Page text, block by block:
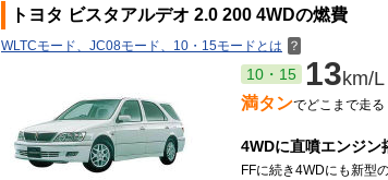
トヨタ ビスタアルデオ 2.0 200 4WDの燃費
WLTCモード、JC08モード、10・15モードとは ？
10・15 13km/L
満タンでどこまで走
4WDに直噴エンジン
FFに続き4WDにも新型